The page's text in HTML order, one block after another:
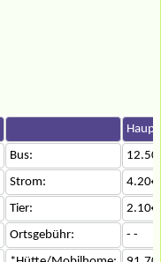
Bus:
Strom:
Tier:
Ortsgebühr:
- -